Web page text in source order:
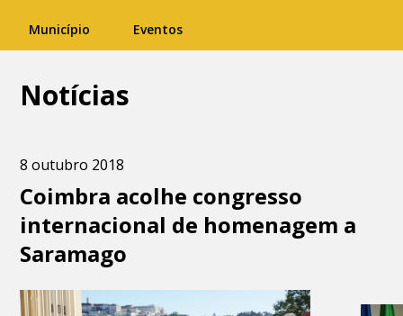
Município Eventos
Notícias
8 outubro 2018
Coimbra acolhe congresso
internacional de homenagem a
Saramago